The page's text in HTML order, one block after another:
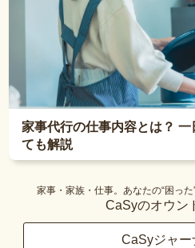
家事代行の仕事内容とは？
ても解説
家事・家族・仕事。あなたの“困っ
CaSyのオウン
CaSyジャー